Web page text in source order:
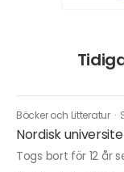
Böcker och Litteratur ·
Nordisk
Togs bort för 12 år